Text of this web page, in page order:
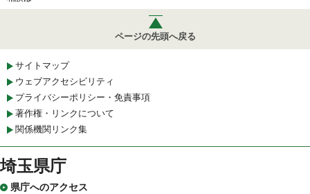
ページの先頭へ戻る
サイトマップ
ウェブアクセシビリティ
プライバシーポリシー・免責事項
著作権・リンクについて
関係機関リンク集
埼玉県庁
県庁へのアクセス